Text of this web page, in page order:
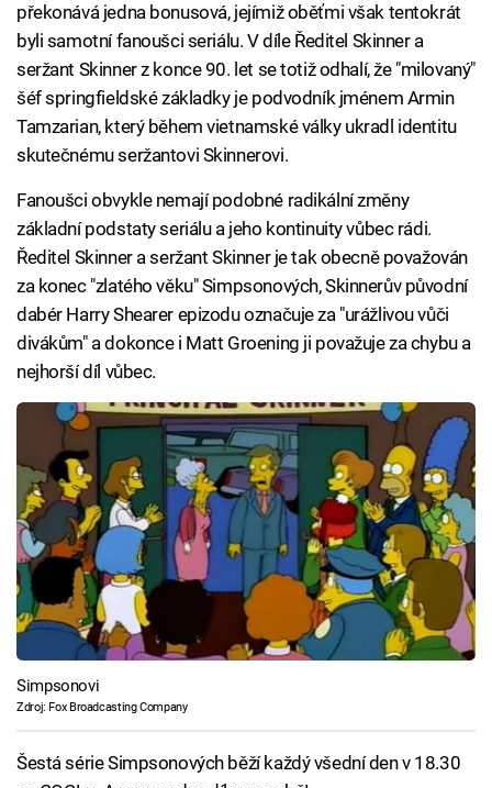
překonává jedna bonusová, jejímiž oběťmi však tentokrát
byli samotní fanoušci seriálu. V díle Ředitel Skinner a
seržant Skinner z konce 90. let se totiž odhalí, že "milovaný"
šéf springfieldské základky je podvodník jménem Armin
Tamzarian, který během vietnamské války ukradl identitu
skutečnému seržantovi Skinnerovi.
Fanoušci obvykle nemají podobné radikální změny
základní podstaty seriálu a jeho kontinuity vůbec rádi.
Ředitel Skinner a seržant Skinner je tak obecně považován
za konec "zlatého věku" Simpsonových, Skinnerův původní
dabér Harry Shearer epizodu označuje za "urážlivou vůči
divákům" a dokonce i Matt Groening ji považuje za chybu a
nejhorší díl vůbec.
Simpsonovi
Zdroj: Fox Broadcasting Company
Šestá série Simpsonových běží každý všední den v 18.30